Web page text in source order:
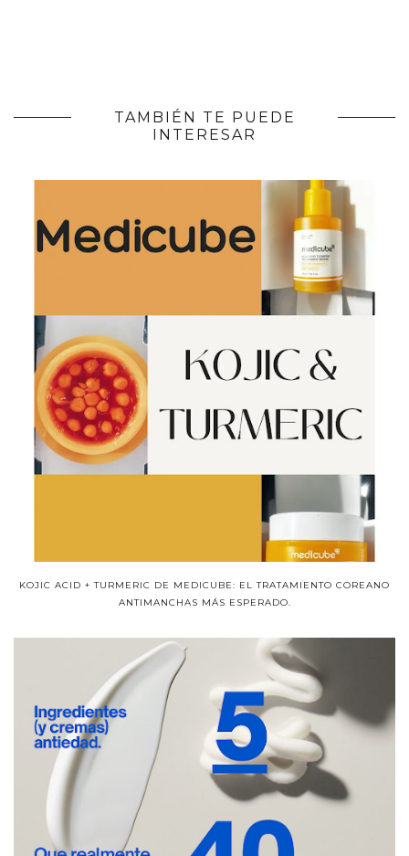
TAMBIÉN TE PUEDE
INTERESAR
KOJIC ACID + TURMERIC DE MEDICUBE: EL TRATAMIENTO COREANO
ANTIMANCHAS MÁS ESPERADO.